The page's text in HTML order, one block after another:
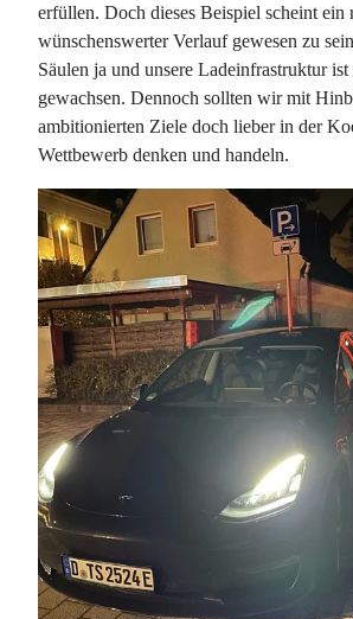
erfüllen. Doch dieses Beispiel scheint ein
wünschenswerter Verlauf gewesen zu
Säulen ja und unsere Ladeinfrastruktur
gewachsen. Dennoch sollten wir mit
ambitionierten Ziele doch lieber in der
Wettbewerb denken und handeln.